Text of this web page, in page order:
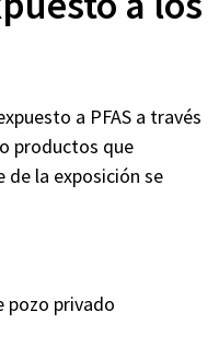
a PFAS a través
productos que
de la exposición se
pozo privado